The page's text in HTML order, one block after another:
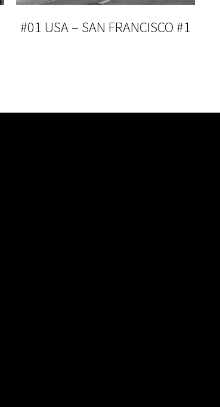
#01 USA – SAN FRANCISCO #1